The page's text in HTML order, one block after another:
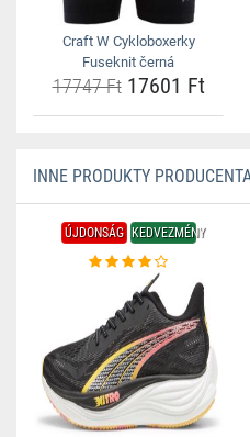
Craft W Cykloboxerky
Fuseknit černá
17747 Ft17601 Ft
INNE PRODUKTY
ÚJDONSÁG KEDVEZMÉNY